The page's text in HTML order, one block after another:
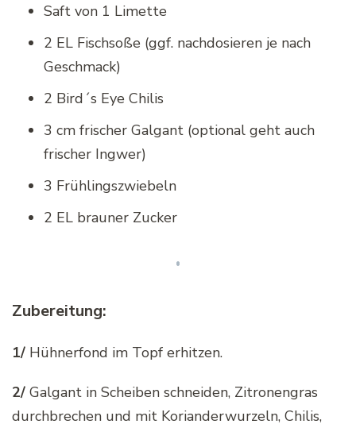
Saft von 1 Limette
2 EL Fischsoße (ggf. nachdosieren je nach
Geschmack)
2 Bird´s Eye Chilis
3 cm frischer Galgant (optional geht auch
frischer Ingwer)
3 Frühlingszwiebeln
2 EL brauner Zucker
Zubereitung:
1/ Hühnerfond im Topf erhitzen.
2/ Galgant in Scheiben schneiden, Zitronengras
durchbrechen und mit Korianderwurzeln, Chilis,